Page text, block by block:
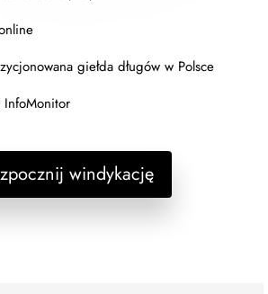
giełda długów w Polsce
windykację